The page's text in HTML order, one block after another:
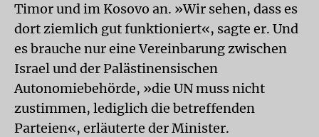
Timor und im Kosovo an. »Wir sehen, dass es
dort ziemlich gut funktioniert«, sagte er. Und
es brauche nur eine Vereinbarung zwischen
Israel und der Palästinensischen
Autonomiebehörde, »die UN muss nicht
zustimmen, lediglich die betreffenden
Parteien«, erläuterte der Minister.